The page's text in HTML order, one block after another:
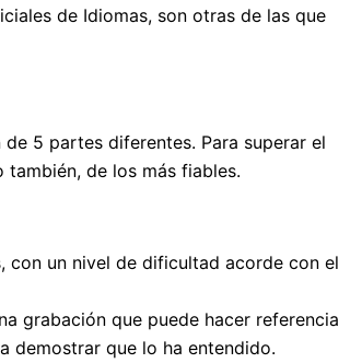
de Idiomas, son otras de las que
5 partes diferentes. Para superar el
también, de los más fiables.
con un nivel de dificultad acorde con el
grabación que puede hacer referencia
demostrar que lo ha entendido.